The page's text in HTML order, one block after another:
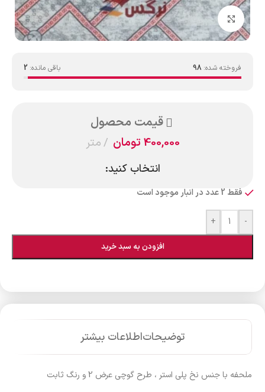
بزرگنمایی تصویر
فروخته شده: 98 باقی مانده: 2
قیمت محصول
400,000تومان متر
انتخاب کنید:
فقط 2 عدد در انبار موجود است
-
+
افزودن به سبد خرید
توضیحاتاطلاعات بیشتر
ملحفه با جنس نخ پلی استر ، طرح گوچی عرض 2 و رنگ ثابت